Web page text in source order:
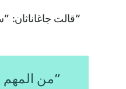
“قالت جاغاناثان:
“من المهم